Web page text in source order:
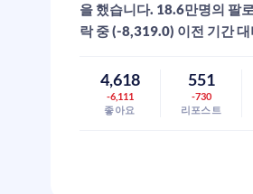
을 했습니다. 18.6만명의 팔
락 중 (-8,319.0) 이전 기간 대
4,618
-6,111
좋아요
551
-730
리포스트